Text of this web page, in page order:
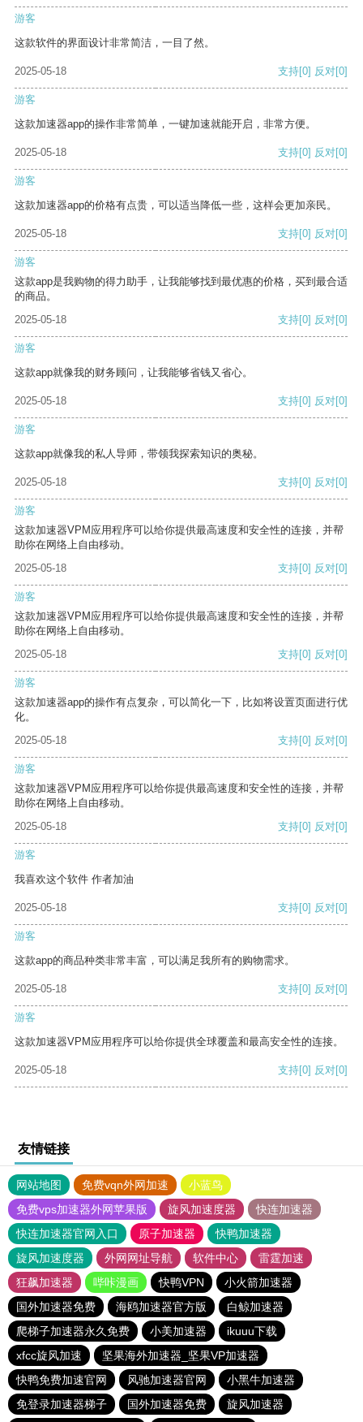
游客
这款软件的界面设计非常简洁，一目了然。
2025-05-18 支持[0] 反对[0]
游客
这款加速器app的操作非常简单，一键加速就能开启，非常方便。
2025-05-18 支持[0] 反对[0]
游客
这款加速器app的价格有点贵，可以适当降低一些，这样会更加亲民。
2025-05-18 支持[0] 反对[0]
游客
这款app是我购物的得力助手，让我能够找到最优惠的价格，买到最合适
的商品。
2025-05-18
支持[0] 反对[0]
游客
这款app就像我的财务顾问，让我能够省钱又省心。
2025-05-18 支持[0] 反对[0]
游客
这款app就像我的私人导师，带领我探索知识的奥秘。
2025-05-18 支持[0] 反对[0]
游客
这款加速器VPM应用程序可以给你提供最高速度和安全性的连接，并帮
助你在网络上自由移动。
2025-05-18
支持[0] 反对[0]
游客
这款加速器VPM应用程序可以给你提供最高速度和安全性的连接，并帮
助你在网络上自由移动。
2025-05-18
支持[0] 反对[0]
游客
这款加速器app的操作有点复杂，可以简化一下，比如将设置页面进行优
化。
2025-05-18
支持[0] 反对[0]
游客
这款加速器VPM应用程序可以给你提供最高速度和安全性的连接，并帮
助你在网络上自由移动。
2025-05-18
支持[0] 反对[0]
游客
我喜欢这个软件 作者加油
2025-05-18 支持[0] 反对[0]
游客
这款app的商品种类非常丰富，可以满足我所有的购物需求。
2025-05-18 支持[0] 反对[0]
游客
这款加速器VPM应用程序可以给你提供全球覆盖和最高安全性的连接。
2025-05-18 支持[0] 反对[0]
友情链接
网站地图 免费vqn外网加速
小蓝鸟
免费vps加速器外网苹果版
旋风加速度器
快连加速器
快连加速器官网入口
原子加速器
快鸭加速器
旋风加速度器
外网网址导航 软件中心
雷霆加速
狂飙加速器
哔咔漫画 快鸭VPN
小火箭加速器
国外加速器免费
海鸥加速器官方版
白鲸加速器
爬梯子加速器永久免费
小美加速器
ikuuu下载
xfcc旋风加速
坚果海外加速器_坚果VP加速器
快鸭免费加速官网
风驰加速器官网
小黑牛加速器
免登录加速器梯子
国外加速器免费 旋风加速器